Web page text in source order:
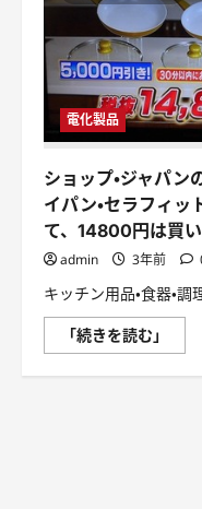
電化製品
ショップ・ジャパン
イパン・セラフィッ
て、14800円は買
admin 3年前
キッチン用品・食器・
「続きを読む」
ョ
プ・